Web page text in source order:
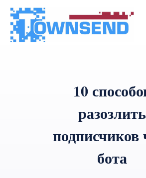
10
разозлить
подписчиков
бота